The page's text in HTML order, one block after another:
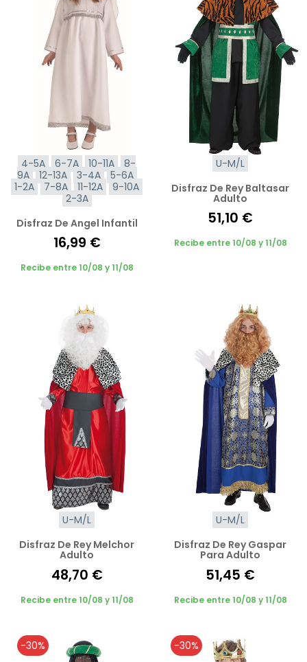
4-5A 6-7A 10-11A
8-
9A
12-13A 3-4A
5-6A
1-2A
7-8A 11-12A
9-10A
2-3A
Disfraz De Angel Infantil
16,99 €
Recibe entre 10/08 y 11/08
U-M/L
Disfraz De Rey Baltasar
Adulto
51,10 €
Recibe entre 10/08 y 11/08
U-M/L
Disfraz De Rey Melchor
Adulto
48,70 €
Recibe entre 10/08 y 11/08
U-M/L
Disfraz De Rey Gaspar
Para Adulto
51,45 €
Recibe entre 10/08 y 11/08
-30% -30%